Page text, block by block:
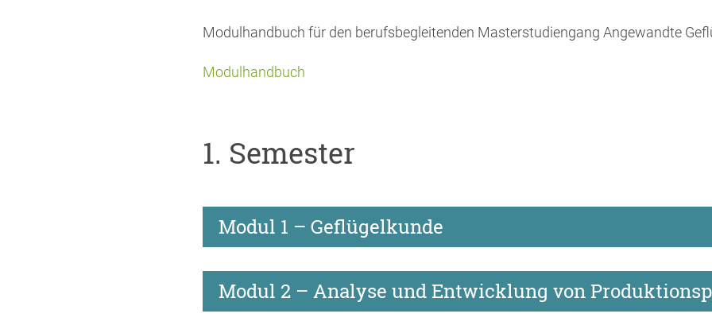
Modulhandbuch für den berufsbegleitenden Masterstudiengang Angewandte
Modulhandbuch
1. Semester
Modul 1 – Geflügelkunde
Modul 2 – Analyse und Entwicklung von